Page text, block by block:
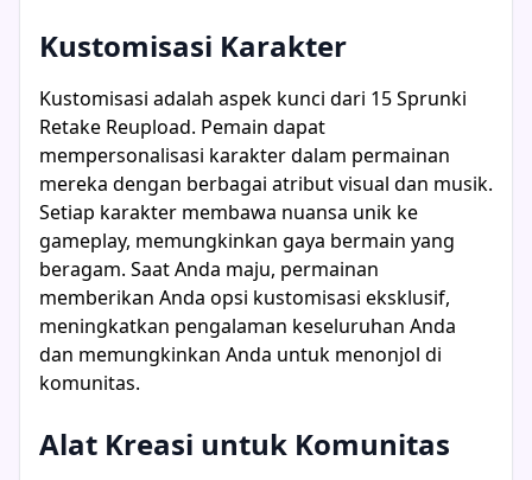
Kustomisasi Karakter
Kustomisasi adalah aspek kunci dari 15 Sprunki
Retake Reupload. Pemain dapat
mempersonalisasi karakter dalam permainan
mereka dengan berbagai atribut visual dan musik.
Setiap karakter membawa nuansa unik ke
gameplay, memungkinkan gaya bermain yang
beragam. Saat Anda maju, permainan
memberikan Anda opsi kustomisasi eksklusif,
meningkatkan pengalaman keseluruhan Anda
dan memungkinkan Anda untuk menonjol di
komunitas.
Alat Kreasi untuk Komunitas